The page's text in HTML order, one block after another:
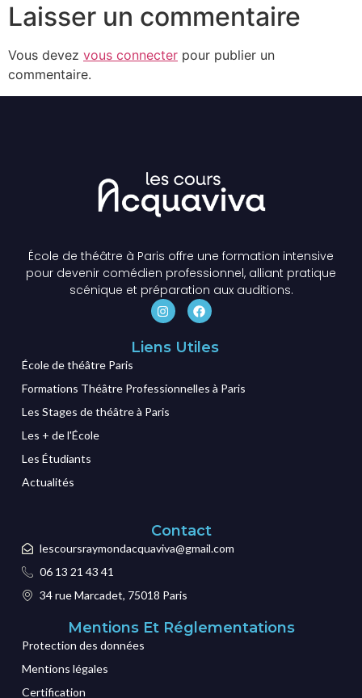
Laisser un commentaire
Vous devez vous connecter pour publier un
commentaire.
École de théâtre à Paris offre une formation intensive
pour devenir comédien professionnel, alliant pratique
scénique et préparation aux auditions.
Liens Utiles
École de théâtre Paris
Formations Théâtre Professionnelles à Paris
Les Stages de théâtre à Paris
Les + de l'École
Les Étudiants
Actualités
Contact
lescoursraymondacquaviva@gmail.com
06 13 21 43 41
34 rue Marcadet, 75018 Paris
Mentions Et Réglementations
Protection des données
Mentions légales
Certification